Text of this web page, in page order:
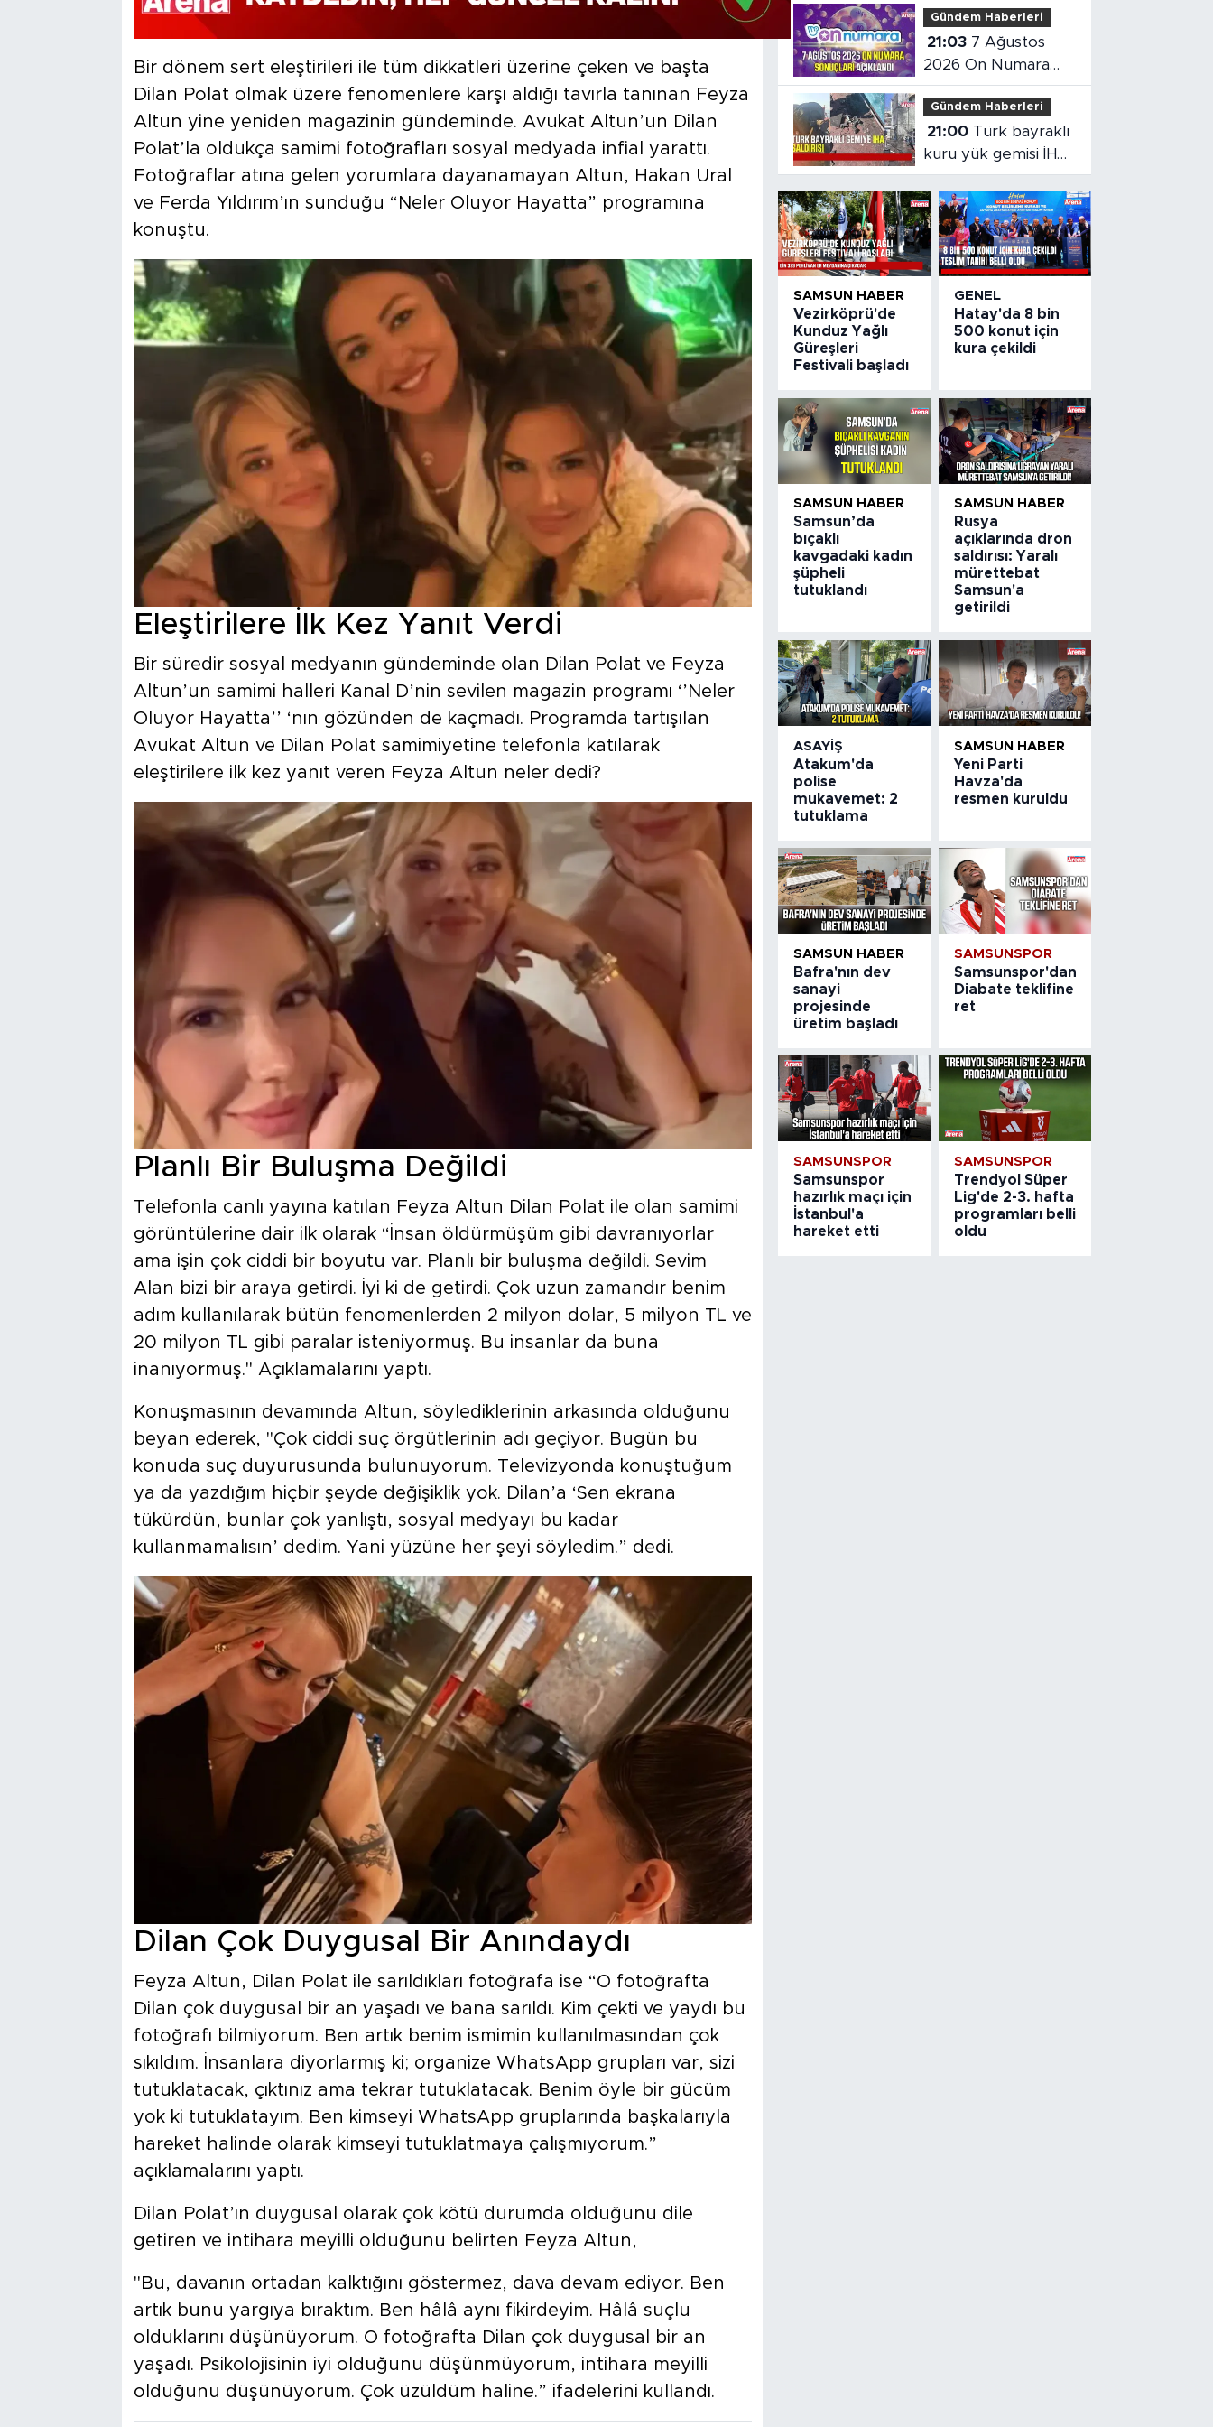
Bir dönem sert eleştirileri ile tüm dikkatleri üzerine çeken ve başta
Dilan Polat olmak üzere fenomenlere karşı aldığı tavırla tanınan Feyza
Altun yine yeniden magazinin gündeminde. Avukat Altun’un Dilan
Polat’la oldukça samimi fotoğrafları sosyal medyada infial yarattı.
Fotoğraflar atına gelen yorumlara dayanamayan Altun, Hakan Ural
ve Ferda Yıldırım’ın sunduğu “Neler Oluyor Hayatta” programına
konuştu.
Eleştirilere İlk Kez Yanıt Verdi
Bir süredir sosyal medyanın gündeminde olan Dilan Polat ve Feyza
Altun’un samimi halleri Kanal D’nin sevilen magazin programı ‘’Neler
Oluyor Hayatta’’ ‘nın gözünden de kaçmadı. Programda tartışılan
Avukat Altun ve Dilan Polat samimiyetine telefonla katılarak
eleştirilere ilk kez yanıt veren Feyza Altun neler dedi?
Planlı Bir Buluşma Değildi
Telefonla canlı yayına katılan Feyza Altun Dilan Polat ile olan samimi
görüntülerine dair ilk olarak “İnsan öldürmüşüm gibi davranıyorlar
ama işin çok ciddi bir boyutu var. Planlı bir buluşma değildi. Sevim
Alan bizi bir araya getirdi. İyi ki de getirdi. Çok uzun zamandır benim
adım kullanılarak bütün fenomenlerden 2 milyon dolar, 5 milyon TL ve
20 milyon TL gibi paralar isteniyormuş. Bu insanlar da buna
inanıyormuş." Açıklamalarını yaptı.
Konuşmasının devamında Altun, söylediklerinin arkasında olduğunu
beyan ederek, "Çok ciddi suç örgütlerinin adı geçiyor. Bugün bu
konuda suç duyurusunda bulunuyorum. Televizyonda konuştuğum
ya da yazdığım hiçbir şeyde değişiklik yok. Dilan’a ‘Sen ekrana
tükürdün, bunlar çok yanlıştı, sosyal medyayı bu kadar
kullanmamalısın’ dedim. Yani yüzüne her şeyi söyledim.” dedi.
Dilan Çok Duygusal Bir Anındaydı
Feyza Altun, Dilan Polat ile sarıldıkları fotoğrafa ise “O fotoğrafta
Dilan çok duygusal bir an yaşadı ve bana sarıldı. Kim çekti ve yaydı bu
fotoğrafı bilmiyorum. Ben artık benim ismimin kullanılmasından çok
sıkıldım. İnsanlara diyorlarmış ki; organize WhatsApp grupları var, sizi
tutuklatacak, çıktınız ama tekrar tutuklatacak. Benim öyle bir gücüm
yok ki tutuklatayım. Ben kimseyi WhatsApp gruplarında başkalarıyla
hareket halinde olarak kimseyi tutuklatmaya çalışmıyorum.”
açıklamalarını yaptı.
Dilan Polat’ın duygusal olarak çok kötü durumda olduğunu dile
getiren ve intihara meyilli olduğunu belirten Feyza Altun,
"Bu, davanın ortadan kalktığını göstermez, dava devam ediyor. Ben
artık bunu yargıya bıraktım. Ben hâlâ aynı fikirdeyim. Hâlâ suçlu
olduklarını düşünüyorum. O fotoğrafta Dilan çok duygusal bir an
yaşadı. Psikolojisinin iyi olduğunu düşünmüyorum, intihara meyilli
olduğunu düşünüyorum. Çok üzüldüm haline.” ifadelerini kullandı.
altın çıktı
Gündem Haberleri
21:03
2026 On Numara
sonuçları açıklandı
Gündem Haberleri
21:00
kuru yük gemisi İHA
saldırısına uğradı
SAMSUN HABER
Vezirköprü'de
Kunduz Yağlı
Güreşleri
Festivali başladı
GENEL
Hatay'da 8 bin
500 konut için
kura çekildi
SAMSUN HABER
Samsun’da
bıçaklı
kavgadaki kadın
şüpheli
tutuklandı
SAMSUN HABER
Rusya
açıklarında dron
saldırısı: Yaralı
mürettebat
Samsun'a
getirildi
ASAYIŞ
Atakum'da
polise
mukavemet: 2
tutuklama
SAMSUN HABER
Yeni Parti
Havza'da
resmen kuruldu
SAMSUN HABER
Bafra'nın dev
sanayi
projesinde
üretim başladı
SAMSUNSPOR
Samsunspor'dan
Diabate teklifine
ret
SAMSUNSPOR
Samsunspor
hazırlık maçı için
İstanbul'a
hareket etti
SAMSUNSPOR
Trendyol Süper
Lig'de 2-3. hafta
programları belli
oldu